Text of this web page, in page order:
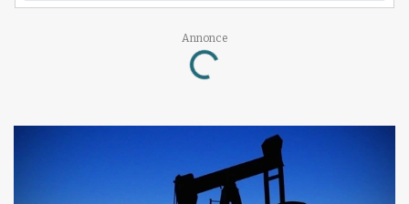
Annonce
Loading...